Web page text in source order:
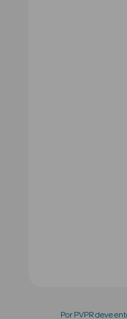
Por PVPR deve